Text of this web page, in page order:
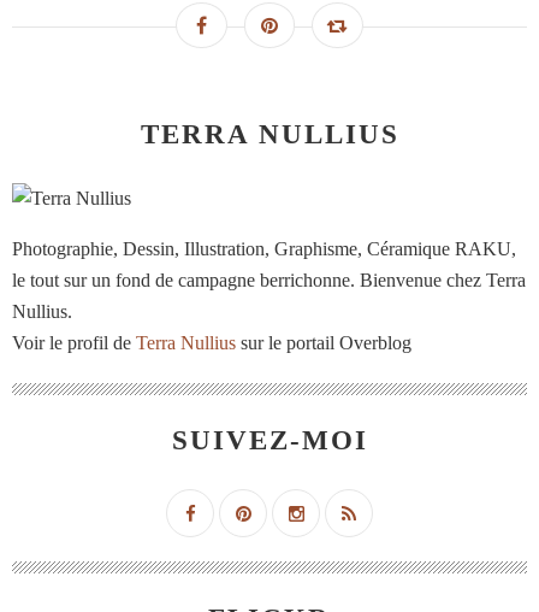
TERRA NULLIUS
Photographie, Dessin, Illustration, Graphisme, Céramique RAKU,
le tout sur un fond de campagne berrichonne. Bienvenue chez Terra
Nullius.
Voir le profil de Terra Nullius sur le portail Overblog
SUIVEZ-MOI